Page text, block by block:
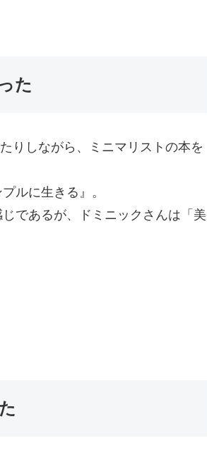
た
りしながら、ミニマリストの本を
ルに生きる』。
であるが、ドミニックさんは「美